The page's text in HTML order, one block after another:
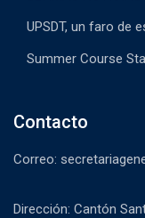
UPSDT, un faro de
Summer Course
Contacto
Correo:
Dirección: Cantón